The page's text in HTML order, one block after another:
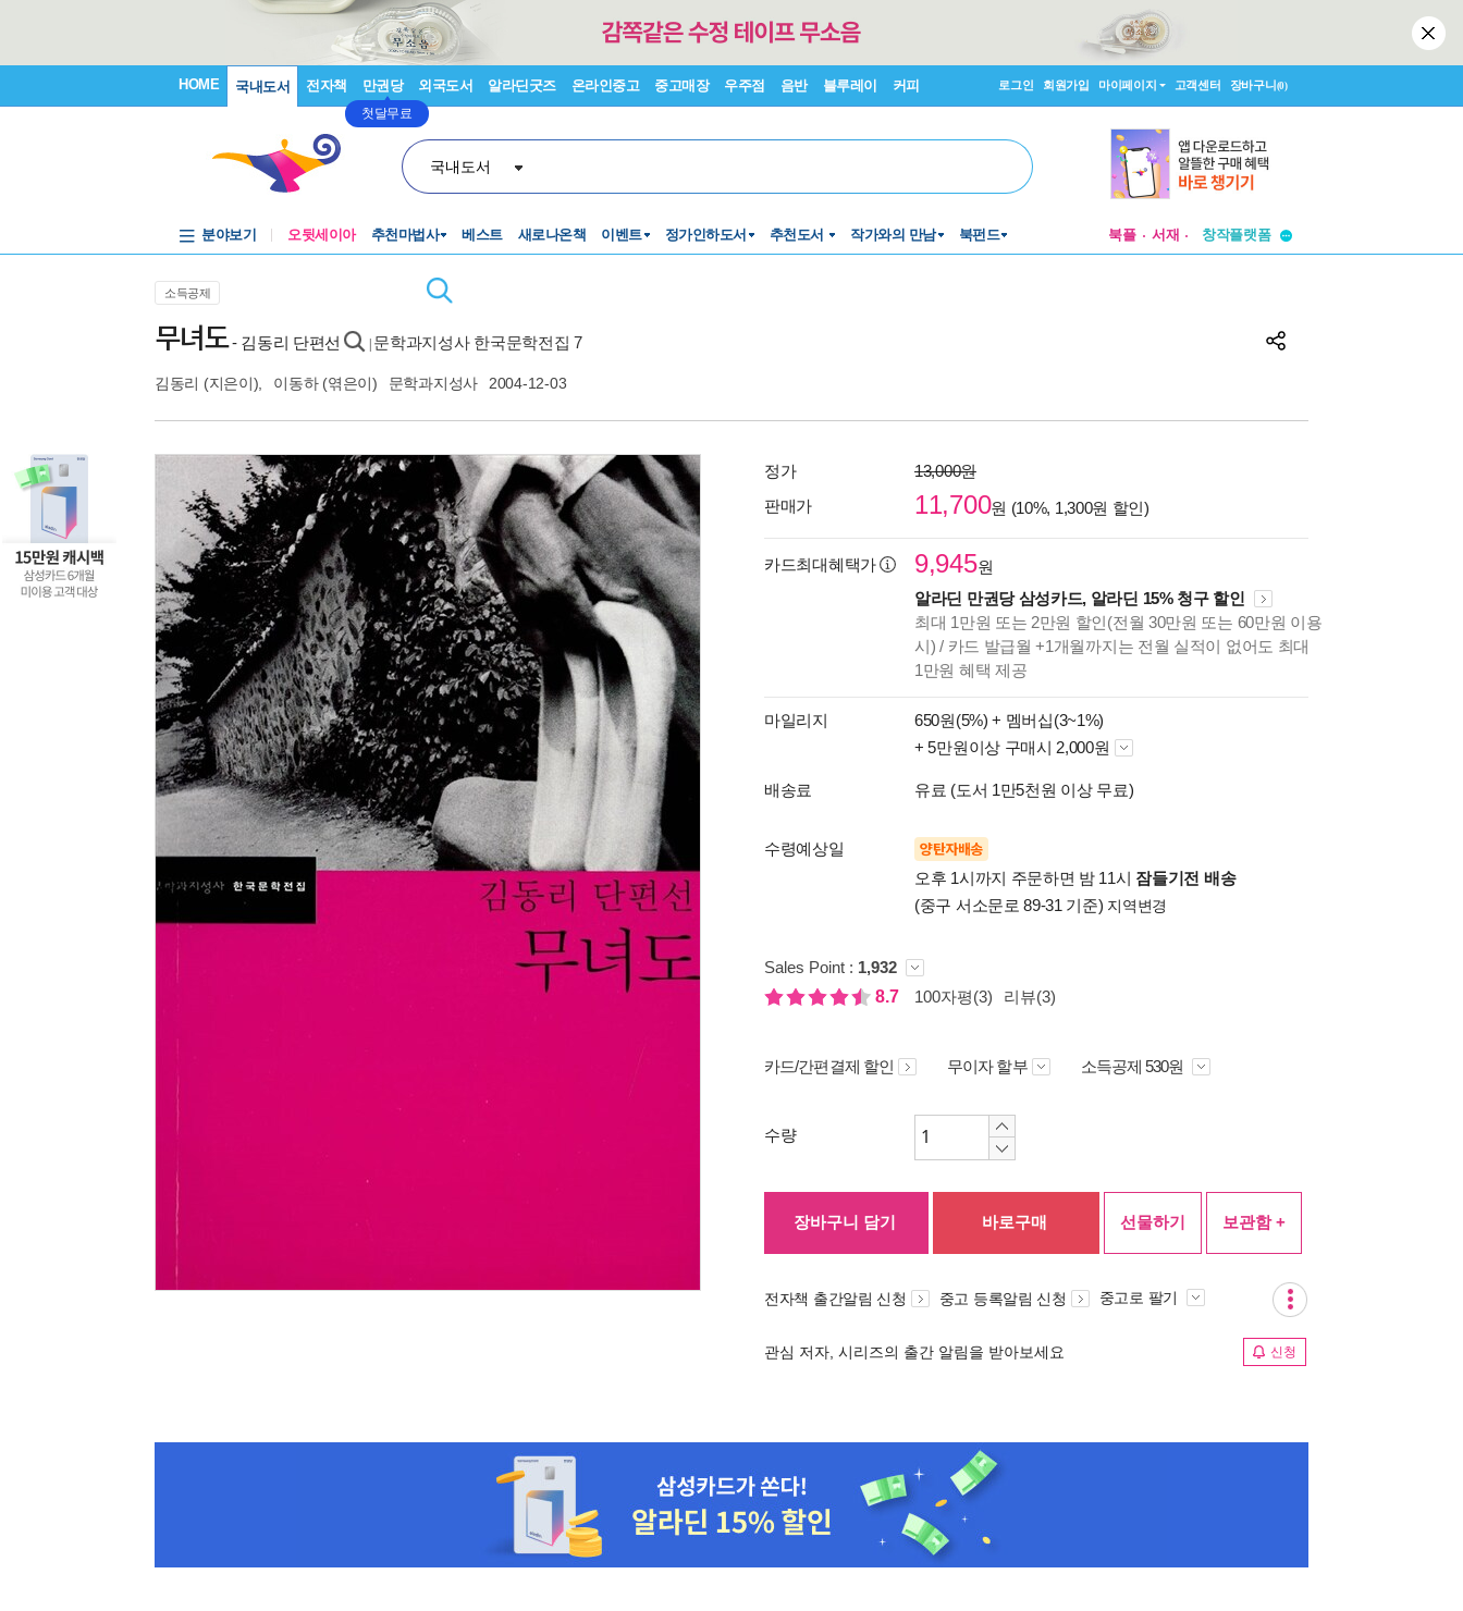
HOME 국내도서 전자책 만권당
첫달무료
외국도서 알라딘굿즈 온라인중고 중고매장 우주점 음반 블루레이 커피 로그인 회원가입 마이페이지 고객센터 장바구니(0)
국내도서
분야보기 오뒷세이아 추천마법사 베스트 새로나온책 이벤트 정가인하도서 추천도서 작가와의 만남 북펀드 북플 서재
창작플랫폼
소득공제
무녀도- 김동리 단편선 문학과지성사 한국문학전집 7
김동리 (지은이), 이동하(엮은이) 문학과지성사 2004-12-03
정가
13,000원
판매가
11,700원 (10%, 1,300원 할인)
카드최대혜택가 9,945원
알라딘 만권당 삼성카드, 알라딘 15% 청구 할인
최대 1만원 또는 2만원 할인(전월 30만원 또는 60만원 이용
시) / 카드 발급월 +1개월까지는 전월 실적이 없어도 최대
1만원 혜택 제공
마일리지 650원(5%) + 멤버십(3~1%)
+ 5만원이상 구매시 2,000원
배송료 유료 (도서 1만5천원 이상 무료)
수령예상일 양탄자배송
오후 1시까지 주문하면 밤 11시 잠들기전 배송
(중구 서소문로 89-31 기준) 지역변경
Sales Point : 1,932
8.7
100자평(3) 리뷰(3)
카드/간편결제 할인 무이자 할부 소득공제 530원
수량
장바구니 담기 바로구매 선물하기 보관함 +
전자책 출간알림 신청 중고 등록알림 신청 중고로 팔기
관심 저자, 시리즈의 출간 알림을 받아보세요 신청